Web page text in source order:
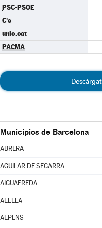
PSC-PSOE
C's
unio.cat
PACMA
Municipios de Barcelona
ABRERA
AGUILAR DE SEGARRA
AIGUAFREDA
ALELLA
ALPENS